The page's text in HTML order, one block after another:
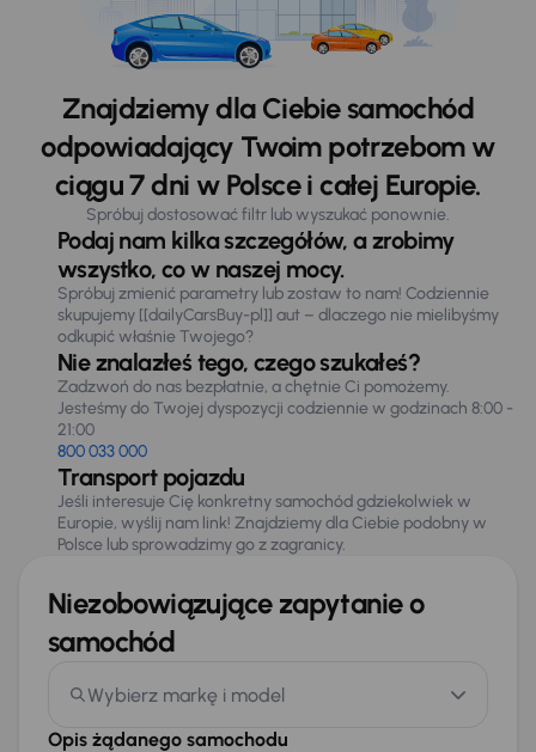
Znajdziemy dla Ciebie samochód
odpowiadający Twoim potrzebom w
ciągu 7 dni w Polsce i całej Europie.
Spróbuj dostosować filtr lub wyszukać ponownie.
Podaj nam kilka szczegółów, a zrobimy
wszystko, co w naszej mocy.
Spróbuj zmienić parametry lub zostaw to nam! Codziennie
skupujemy [[dailyCarsBuy-pl]] aut – dlaczego nie mielibyśmy
odkupić właśnie Twojego?
Nie znalazłeś tego, czego szukałeś?
Zadzwoń do nas bezpłatnie, a chętnie Ci pomożemy.
Jesteśmy do Twojej dyspozycji codziennie w godzinach 8:00 -
21:00
800 033 000
Transport pojazdu
Jeśli interesuje Cię konkretny samochód gdziekolwiek w
Europie, wyślij nam link! Znajdziemy dla Ciebie podobny w
Polsce lub sprowadzimy go z zagranicy.
Niezobowiązujące zapytanie o
samochód
Wybierz markę i model
Opis żądanego samochodu